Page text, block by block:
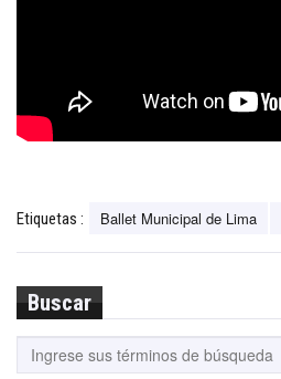
Etiquetas : Ballet Municipal de Lima
Buscar